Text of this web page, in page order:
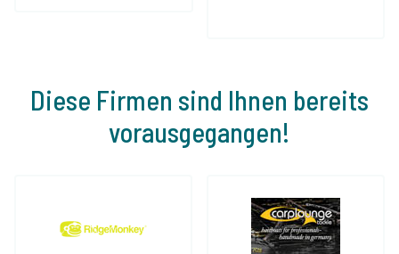
Diese Firmen sind Ihnen bereits
vorausgegangen!